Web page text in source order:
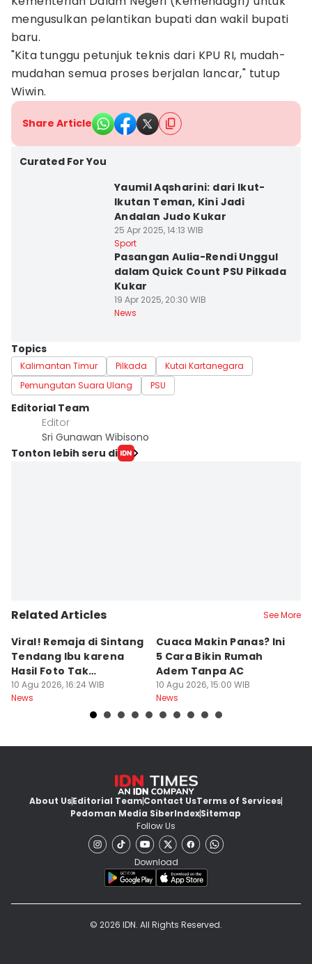
mengusulkan pelantikan bupati dan wakil bupati
baru.
"Kita tunggu petunjuk teknis dari KPU RI, mudah-
mudahan semua proses berjalan lancar," tutup
Wiwin.
Share Article
Curated For You
Yaumil Aqsharini: dari Ikut-
Ikutan Teman, Kini Jadi
Andalan Judo Kukar
25 Apr 2025, 14:13 WIB
Sport
Pasangan Aulia-Rendi Unggul
dalam Quick Count PSU Pilkada
Kukar
19 Apr 2025, 20:30 WIB
News
Topics
Kalimantan Timur Pilkada
Kutai Kartanegara
Pemungutan Suara Ulang
PSU
Editorial Team
Editor
Sri Gunawan Wibisono
Tonton lebih seru di
Related Articles See More
Viral! Remaja di Sintang
Tendang Ibu karena
Hasil Foto Tak
Memuaskan
10 Agu 2026, 16:24 WIB
News
Cuaca Makin Panas? Ini
5 Cara Bikin Rumah
Adem Tanpa AC
10 Agu 2026, 15:00 WIB
News
About UsEditorial TeamContact UsTerms of Services
Pedoman Media SiberIndexSitemap
Follow Us
Download
© 2026 IDN. All Rights Reserved.